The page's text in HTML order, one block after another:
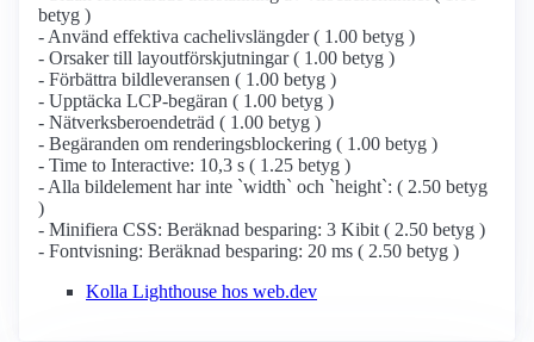
betyg )
- Använd effektiva cachelivslängder ( 1.00 betyg )
- Orsaker till layoutförskjutningar ( 1.00 betyg )
- Förbättra bildleveransen ( 1.00 betyg )
- Upptäcka LCP-begäran ( 1.00 betyg )
- Nätverksberoendeträd ( 1.00 betyg )
- Begäranden om renderingsblockering ( 1.00 betyg )
- Time to Interactive: 10,3 s ( 1.25 betyg )
- Alla bildelement har inte `width` och `height`: ( 2.50 betyg
)
- Minifiera CSS: Beräknad besparing: 3 Kibit ( 2.50 betyg )
- Fontvisning: Beräknad besparing: 20 ms ( 2.50 betyg )
Kolla Lighthouse hos web.dev